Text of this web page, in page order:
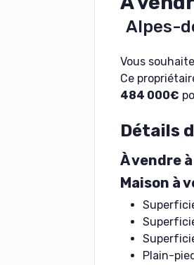
Alpes-
Vous
Ce
484 000€
Détails
À vendre
Maison à
Plain-